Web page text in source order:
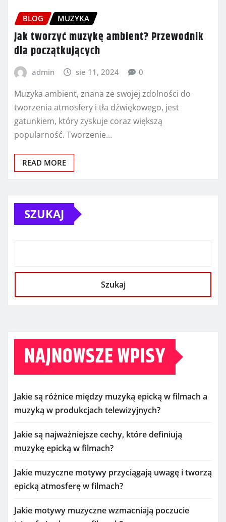
BLOG MUZYKA
Jak tworzyć muzykę ambient? Przewodnik
dla początkujących
admin sie 11, 2024 0
Muzyka ambient, znana ze swojej zdolności do
tworzenia atmosfery i tła dźwiękowego, jest
gatunkiem, który zyskuje coraz większą
popularność. Tworzenie…
READ MORE
SZUKAJ
Szukaj
NAJNOWSZE WPISY
Jakie są różnice między muzyką epicką w filmach a
muzyką w produkcjach telewizyjnych?
Jakie są najważniejsze cechy, które definiują
muzykę epicką w filmach?
Jakie muzyczne motywy przyciągają uwagę i tworzą
epicką atmosferę w filmach?
Jakie motywy muzyczne wzmacniają poczucie